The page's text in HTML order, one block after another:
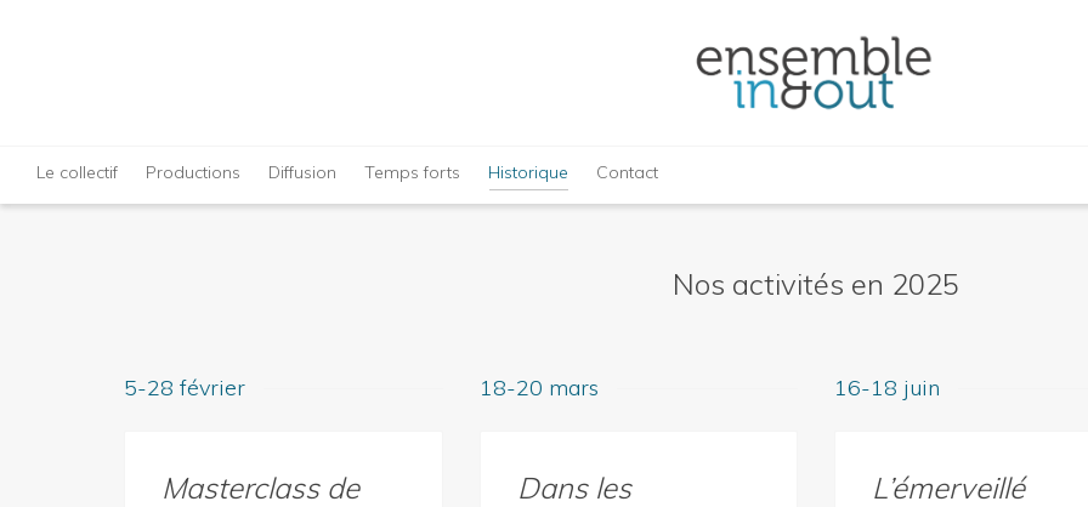
Le collectif Productions Diffusion Temps forts Historique Contact
Nos activités en 2025
5-28 février
Masterclass de
18-20 mars
Dans les
16-18 juin
L’émerveillé